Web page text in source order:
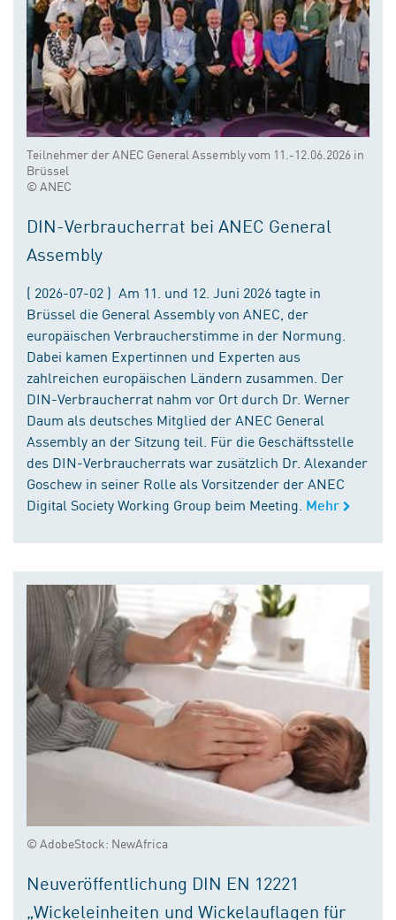
Teilnehmer der ANEC General Assembly vom 11.-12.06.2026 in
Brüssel
© ANEC
DIN-Verbraucherrat bei ANEC General
Assembly
( 2026-07-02 ) Am 11. und 12. Juni 2026 tagte in
Brüssel die General Assembly von ANEC, der
europäischen Verbraucherstimme in der Normung.
Dabei kamen Expertinnen und Experten aus
zahlreichen europäischen Ländern zusammen. Der
DIN-Verbraucherrat nahm vor Ort durch Dr. Werner
Daum als deutsches Mitglied der ANEC General
Assembly an der Sitzung teil. Für die Geschäftsstelle
des DIN-Verbraucherrats war zusätzlich Dr. Alexander
Goschew in seiner Rolle als Vorsitzender der ANEC
Digital Society Working Group beim Meeting. Mehr
© AdobeStock: NewAfrica
Neuveröffentlichung DIN EN 12221
„Wickeleinheiten und Wickelauflagen für